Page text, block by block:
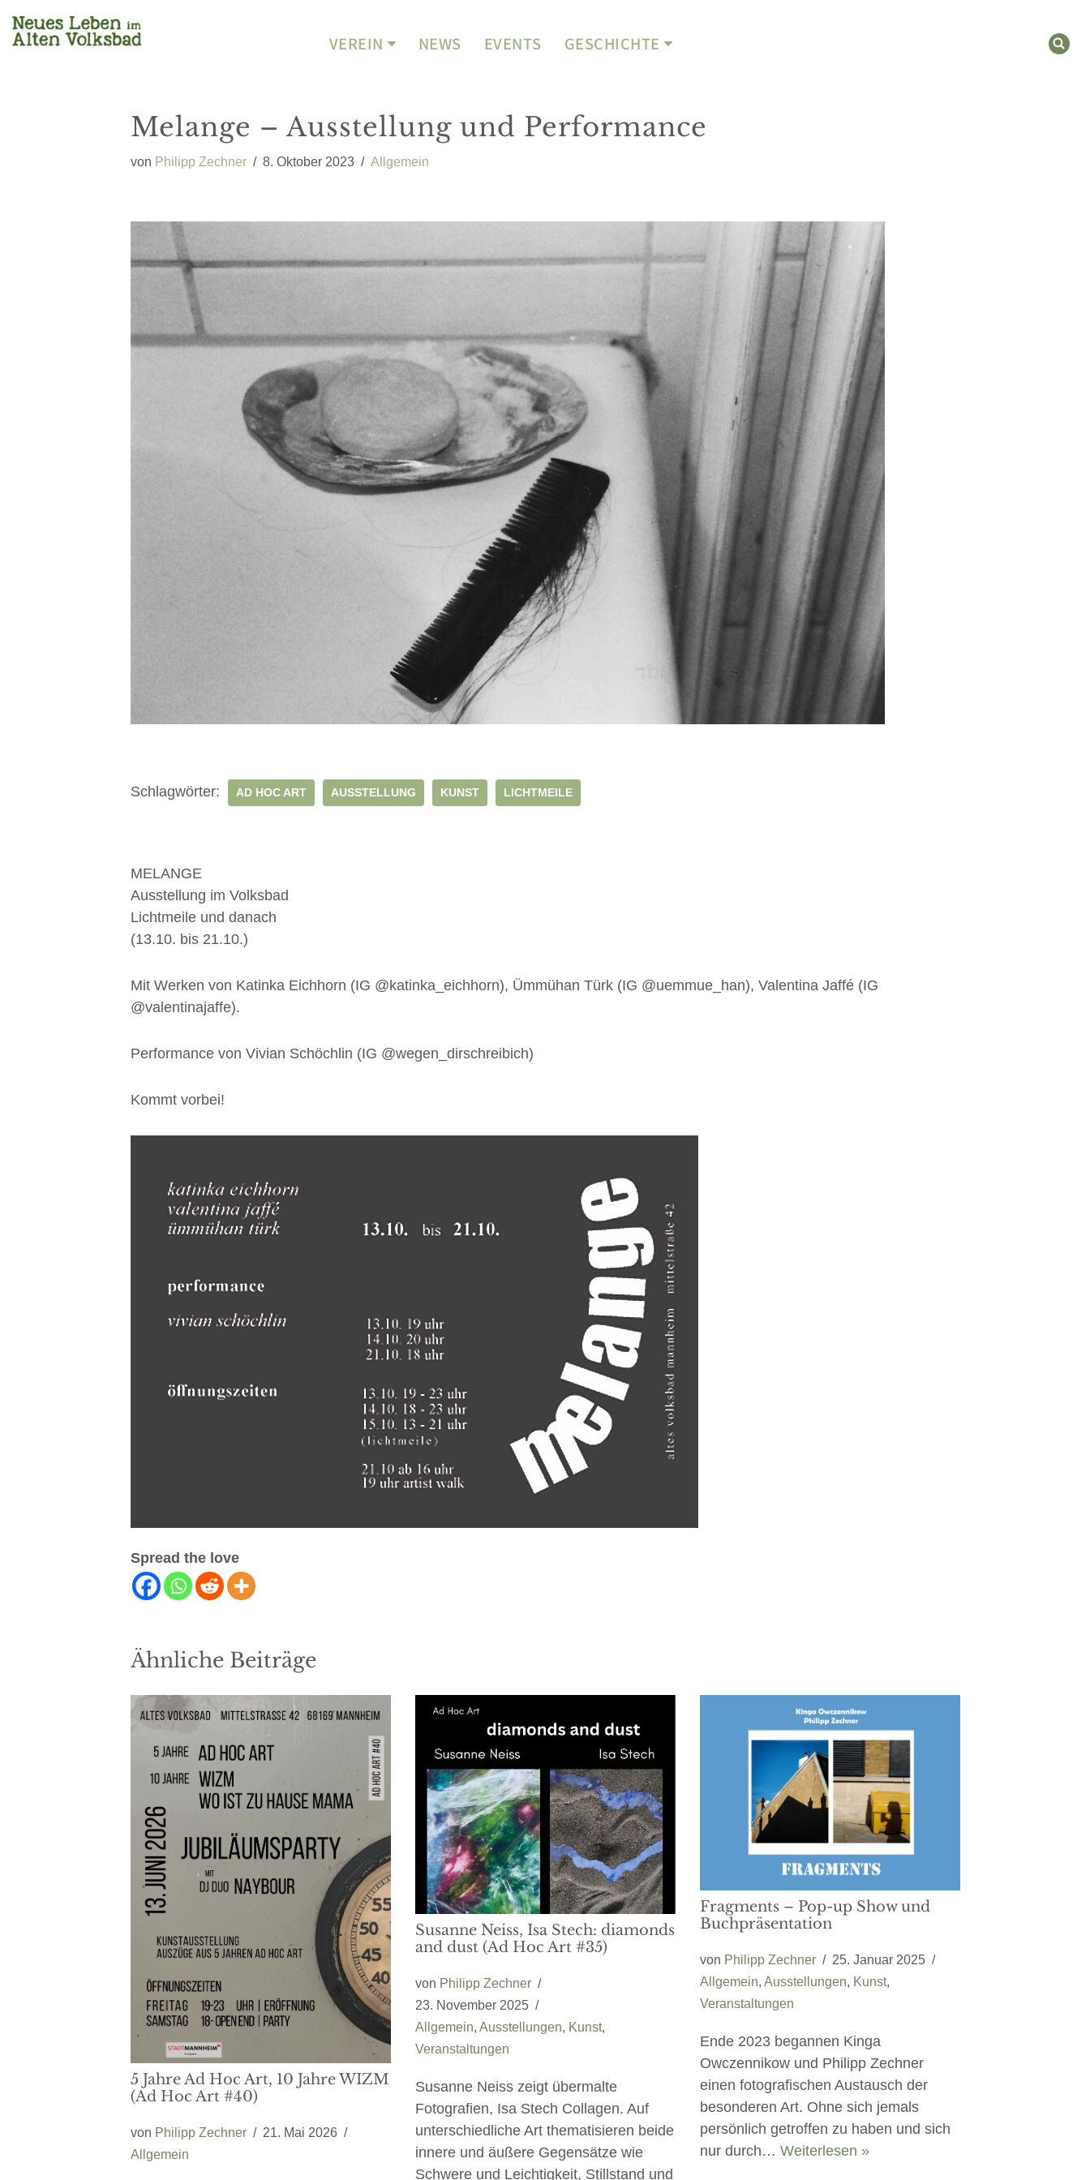
Zum
VEREIN NEWS EVENTS GESCHICHTE
Melange – Ausstellung und Performance
von Philipp Zechner 8. Oktober 2023 Allgemein
Schlagwörter: AD HOC ART AUSSTELLUNG KUNST LICHTMEILE
MELANGE
Ausstellung im Volksbad
Lichtmeile und danach
(13.10. bis 21.10.)
Mit Werken von Katinka Eichhorn (IG @katinka_eichhorn), Ümmühan Türk (IG @uemmue_han), Valentina Jaffé (IG
@valentinajaffe).
Performance von Vivian Schöchlin (IG @wegen_dirschreibich)
Kommt vorbei!
Spread the love
Ähnliche Beiträge
5 Jahre Ad Hoc Art, 10 Jahre WIZM
(Ad Hoc Art #40)
von Philipp Zechner
21. Mai 2026
Allgemein
Susanne Neiss, Isa Stech: diamonds
and dust (Ad Hoc Art #35)
von Philipp Zechner
23. November 2025
Allgemein, Ausstellungen, Kunst,
Veranstaltungen
Susanne Neiss zeigt übermalte
Fotografien, Isa Stech Collagen. Auf
unterschiedliche Art thematisieren beide
innere und äußere Gegensätze wie
Schwere und Leichtigkeit, Stillstand und
Fragments – Pop-up Show und
Buchpräsentation
von Philipp Zechner
25. Januar 2025
Allgemein, Ausstellungen, Kunst,
Veranstaltungen
Ende 2023 begannen Kinga
Owczennikow und Philipp Zechner
einen fotografischen Austausch der
besonderen Art. Ohne sich jemals
persönlich getroffen zu haben und sich
nur durch… Weiterlesen »